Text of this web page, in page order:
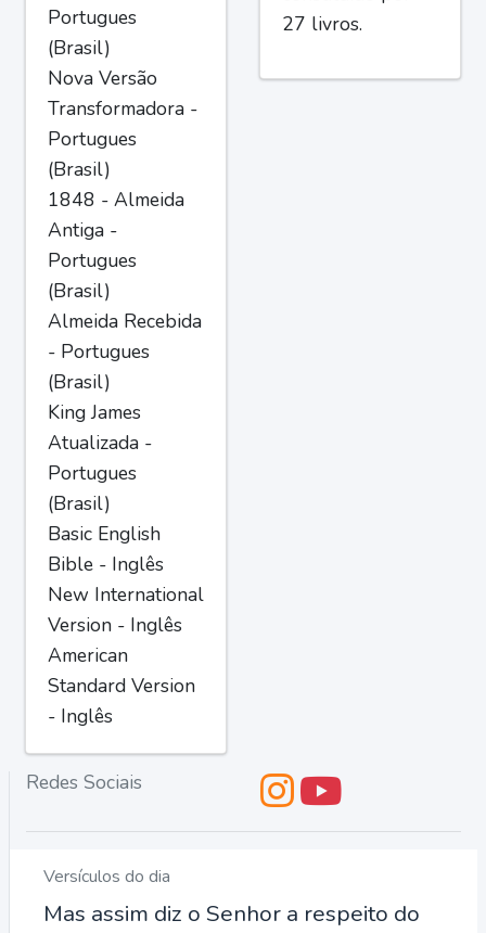
Portugues
(Brasil)
Nova Versão
Transformadora -
Portugues
(Brasil)
1848 - Almeida
Antiga -
Portugues
(Brasil)
Almeida Recebida
- Portugues
(Brasil)
King James
Atualizada -
Portugues
(Brasil)
Basic English
Bible - Inglês
New International
Version - Inglês
American
Standard Version
- Inglês
27 livros.
Redes Sociais
Versículos do dia
Mas assim diz o Senhor a respeito do